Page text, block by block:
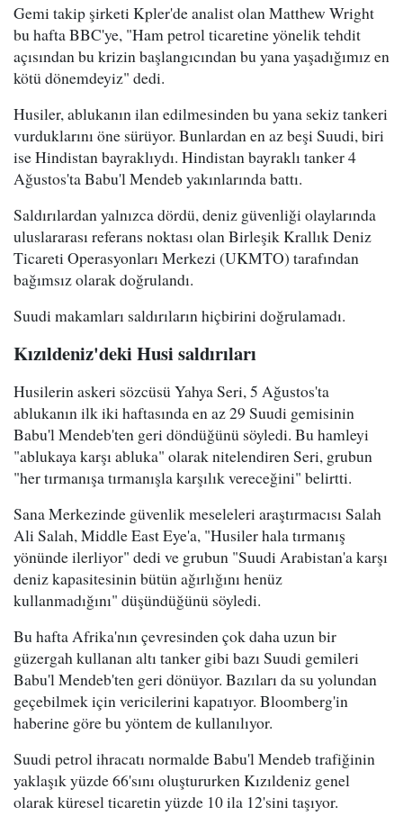
Gemi takip şirketi Kpler'de analist olan Matthew Wright
bu hafta BBC'ye, "Ham petrol ticaretine yönelik tehdit
açısından bu krizin başlangıcından bu yana yaşadığımız en
kötü dönemdeyiz" dedi.
Husiler, ablukanın ilan edilmesinden bu yana sekiz tankeri
vurduklarını öne sürüyor. Bunlardan en az beşi Suudi, biri
ise Hindistan bayraklıydı. Hindistan bayraklı tanker 4
Ağustos'ta Babu'l Mendeb yakınlarında battı.
Saldırılardan yalnızca dördü, deniz güvenliği olaylarında
uluslararası referans noktası olan Birleşik Krallık Deniz
Ticareti Operasyonları Merkezi (UKMTO) tarafından
bağımsız olarak doğrulandı.
Suudi makamları saldırıların hiçbirini doğrulamadı.
Kızıldeniz'deki Husi saldırıları
Husilerin askeri sözcüsü Yahya Seri, 5 Ağustos'ta
ablukanın ilk iki haftasında en az 29 Suudi gemisinin
Babu'l Mendeb'ten geri döndüğünü söyledi. Bu hamleyi
"ablukaya karşı abluka" olarak nitelendiren Seri, grubun
"her tırmanışa tırmanışla karşılık vereceğini" belirtti.
Sana Merkezinde güvenlik meseleleri araştırmacısı Salah
Ali Salah, Middle East Eye'a, "Husiler hala tırmanış
yönünde ilerliyor" dedi ve grubun "Suudi Arabistan'a karşı
deniz kapasitesinin bütün ağırlığını henüz
kullanmadığını" düşündüğünü söyledi.
Bu hafta Afrika'nın çevresinden çok daha uzun bir
güzergah kullanan altı tanker gibi bazı Suudi gemileri
Babu'l Mendeb'ten geri dönüyor. Bazıları da su yolundan
geçebilmek için vericilerini kapatıyor. Bloomberg'in
haberine göre bu yöntem de kullanılıyor.
Suudi petrol ihracatı normalde Babu'l Mendeb trafiğinin
yaklaşık yüzde 66'sını oluştururken Kızıldeniz genel
olarak küresel ticaretin yüzde 10 ila 12'sini taşıyor.